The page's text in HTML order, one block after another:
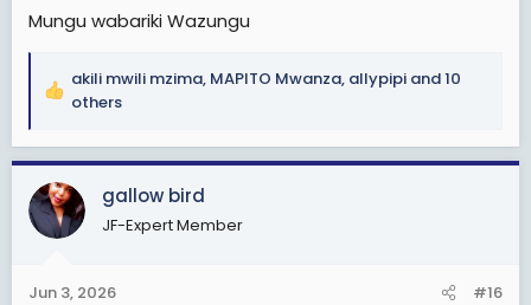
Mungu wabariki Wazungu
R
a
c
t
i
o
s
akili mwili mzima, MAPITO Mwanza, allypipi and 10
others
gallow bird
JF-Expert Member
Jun 3, 2026 #16